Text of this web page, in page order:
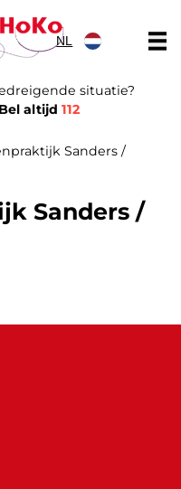
NL
situatie?
Bel altijd112
Sanders /
Sanders /